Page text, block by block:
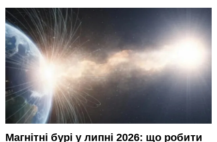
Магнітні бурі у липні 2026: що робити